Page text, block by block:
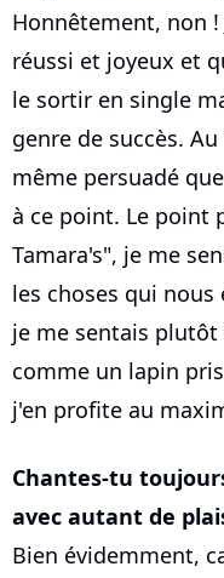
Honnêtement, non
réussi et joyeux et
le sortir en single
genre de succès.
même persuadé
à ce point. Le point
Tamara's", je me
les choses qui
je me sentais
comme un lapin
j'en profite au
Chantes-tu
avec autant de
Bien évidemment,